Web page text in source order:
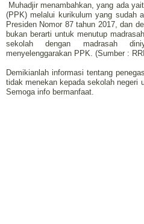
Muhadjir menambahkan, yang ada
(PPK) melalui kurikulum yang sudah
Presiden Nomor 87 tahun 2017, dan
bukan berarti untuk menutup
sekolah dengan madrasah
menyelenggarakan PPK. (Sumber :
Demikianlah informasi tentang
tidak menekan kepada sekolah negeri
Semoga info bermanfaat.